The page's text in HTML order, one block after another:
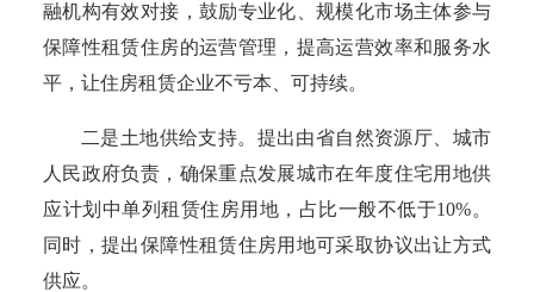
融机构有效对接，鼓励专业化、规模化市场主体参与
保障性租赁住房的运营管理，提高运营效率和服务水
平，让住房租赁企业不亏本、可持续。
二是土地供给支持。提出由省自然资源厅、城市
人民政府负责，确保重点发展城市在年度住宅用地供
应计划中单列租赁住房用地，占比一般不低于10%。
同时，提出保障性租赁住房用地可采取协议出让方式
供应。